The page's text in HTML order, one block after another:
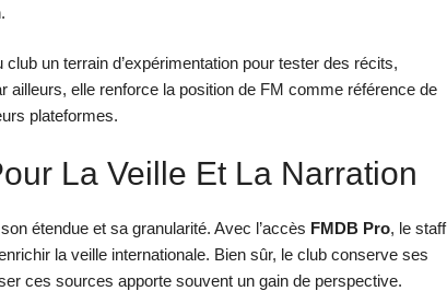
un terrain d’expérimentation pour tester des récits,
elle renforce la position de FM comme référence de
plateformes.
La Veille Et La Narration
étendue et sa granularité. Avec l’accès FMDB Pro, le staff
la veille internationale. Bien sûr, le club conserve ses
ces sources apporte souvent un gain de perspective.